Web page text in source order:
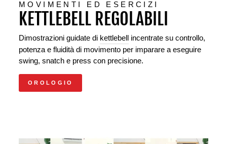
MOVIMENTI ED ESERCIZI
KETTLEBELL REGOLABILI
Dimostrazioni guidate di kettlebell
incentrate su controllo,
potenza e fluidità di movimento per imparare a eseguire
swing, snatch e press con precisione.
OROLOGIO